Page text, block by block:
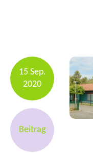
15 Sep.
2020
Beitrag